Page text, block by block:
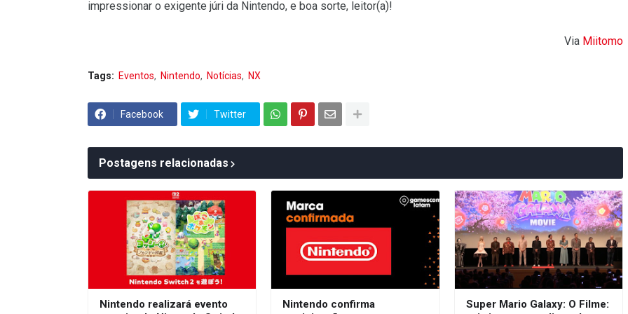
impressionar o exigente júri da Nintendo, e boa sorte, leitor(a)!
Via Miitomo
Tags: Eventos Nintendo Notícias NX
Facebook Twitter
Postagens relacionadas
Nintendo realizará evento
Nintendo confirma
Super Mario Galaxy: O Filme: